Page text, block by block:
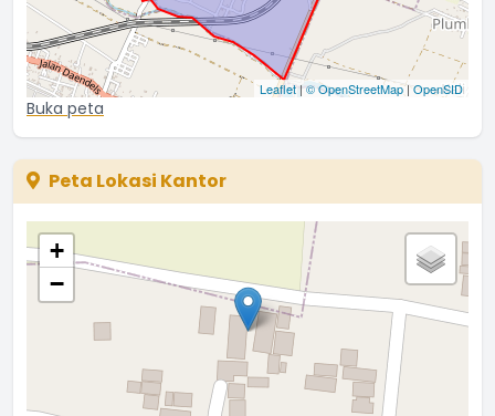
Leaflet|© OpenStreetMap|OpenSID
Buka peta
Peta Lokasi Kantor
+
−